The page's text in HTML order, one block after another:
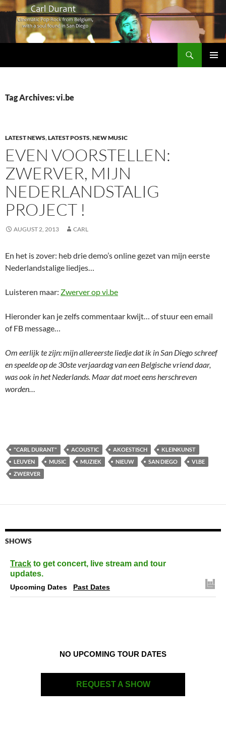
Tag Archives: vi.be
LATEST NEWS,LATEST POSTS,NEW MUSIC
EVEN VOORSTELLEN:
ZWERVER, MIJN
NEDERLANDSTALIG
PROJECT !
AUGUST 2, 2013 CARL
En het is zover: heb drie demo’s online gezet van mijn eerste
Nederlandstalige liedjes…
Luisteren maar: Zwerver op vi.be
Hieronder kan je zelfs commentaar kwijt… of stuur een email
of FB message…
Om eerlijk te zijn: mijn allereerste liedje dat ik in San Diego schreef
en speelde op de 30ste verjaardag van een Belgische vriend daar,
was ook in het Nederlands. Maar dat moet eens herschreven
worden…
"CARL DURANT" ACOUSTIC AKOESTISCH
KLEINKUNST
LEUVEN
MUSIC MUZIEK NIEUW SAN DIEGO
VI.BE
ZWERVER
SHOWS
Track to get concert, live stream and tour
updates.
Upcoming Dates Past Dates
NO UPCOMING TOUR DATES
REQUEST A SHOW